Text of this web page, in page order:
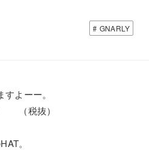
GNARLY
よーー。
（税抜）
。